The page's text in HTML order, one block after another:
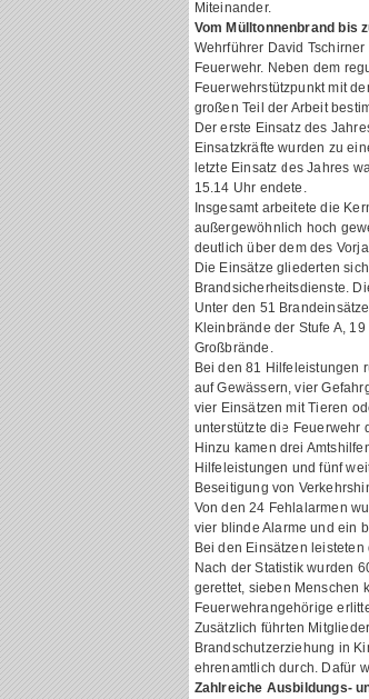
Miteinander.
Vom Mülltonnenbrand bis
Wehrführer David
Feuerwehr. Neben dem
Feuerwehrstützpunkt mit
großen Teil der Arbeit
Der erste Einsatz des
Einsatzkräfte wurden zu
letzte Einsatz des Jahres
15.14 Uhr endete.
Insgesamt arbeitete die
außergewöhnlich hoch
deutlich über dem des
Die Einsätze gliederten
Brandsicherheitsdienste.
Unter den 51
Kleinbrände der Stufe A,
Großbrände.
Bei den 81 Hilfeleistungen
auf Gewässern, vier
vier Einsätzen mit Tieren
unterstützte die Feuerwehr
Hinzu kamen drei
Hilfeleistungen und fünf
Beseitigung von
Von den 24 Fehlalarmen
vier blinde Alarme und ein
Bei den Einsätzen
Nach der Statistik wurden
gerettet, sieben Menschen
Feuerwehrangehörige
Zusätzlich führten
Brandschutzerziehung in
ehrenamtlich durch. Dafür
Zahlreiche Ausbildungs-